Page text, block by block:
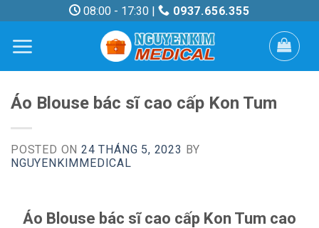
content
08:00 - 17:30 | 0937.656.355
Áo Blouse bác sĩ cao cấp Kon Tum
POSTED ON24 THÁNG 5, 2023 BY
NGUYENKIMMEDICAL
Áo Blouse bác sĩ cao cấp Kon Tum cao